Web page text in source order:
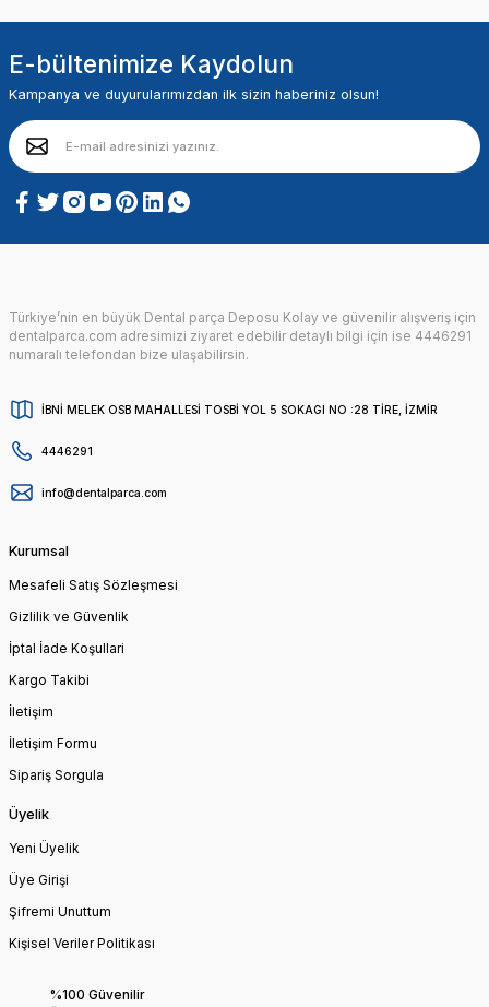
E-bültenimize Kaydolun
Kampanya ve duyurularımızdan ilk sizin haberiniz olsun!
Türkiye’nin en büyük Dental parça Deposu Kolay ve güvenilir alışveriş için
dentalparca.com adresimizi ziyaret edebilir detaylı bilgi için ise 4446291
numaralı telefondan bize ulaşabilirsin.
İBNİ MELEK OSB MAHALLESİ TOSBİ YOL 5 SOKAGI NO :28 TİRE, İZMİR
4446291
info@dentalparca.com
Kurumsal
Mesafeli Satış Sözleşmesi
Gizlilik ve Güvenlik
İptal İade Koşullari
Kargo Takibi
İletişim
İletişim Formu
Sipariş Sorgula
Üyelik
Yeni Üyelik
Üye Girişi
Şifremi Unuttum
Kişisel Veriler Politikası
%100 Güvenilir